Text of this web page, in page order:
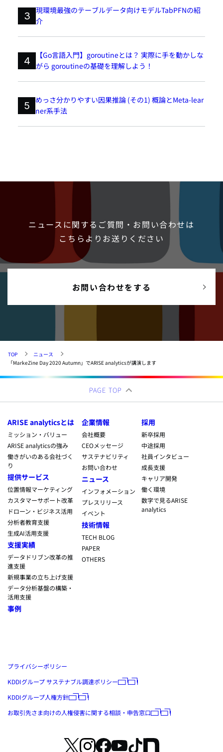
3 現環境最強のテーブルデータ向けモデルTabPFNの紹
介
4
【Go言語入門】goroutineとは？ 実際に手を動かしな
がら goroutineの基礎を理解しよう！
5
めっさ分かりやすい因果推論 (その1) 概論とMeta-lear
ner系手法
ニュースに関するご質問・お問い合わせは
こちらよりお送りください
お問い合わせをする
TOP
ニュース
「MarkeZine Day 2020 Autumn」でARISE analyticsが講演します
PAGE TOP
プライバシーポリシー
KDDIグループ サステナブル調達ポリシー
KDDIグループ人権方針
お取引先さま向けの人権侵害に関する相談・申告窓口
ARISE analyticsとは
ミッション・バリュー
ARISE analyticsの強み
働きがいのある会社づく
り
提供サービス
位置情報マーケティング
カスタマーサポート改革
ドローン・ビジネス活用
分析者教育支援
生成AI活用支援
支援実績
データドリブン改革の推
進支援
新規事業の立ち上げ支援
データ分析基盤の構築・
活用支援
事例
企業情報
会社概要
CEOメッセージ
サステナビリティ
お問い合わせ
ニュース
インフォメーション
プレスリリース
イベント
技術情報
TECH BLOG
PAPER
OTHERS
採用
新卒採用
中途採用
社員インタビュー
成長支援
キャリア開発
働く環境
数字で見るARISE
analytics